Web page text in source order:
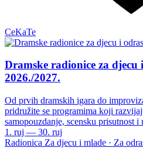
CeKaTe
Dramske radionice za djecu
2026./2027.
Od prvih dramskih igara do
pridružite se programima koji
samopouzdanje, scensku prisutnost
1. ruj — 30. ruj
Radionica Za djecu i mlade · Za